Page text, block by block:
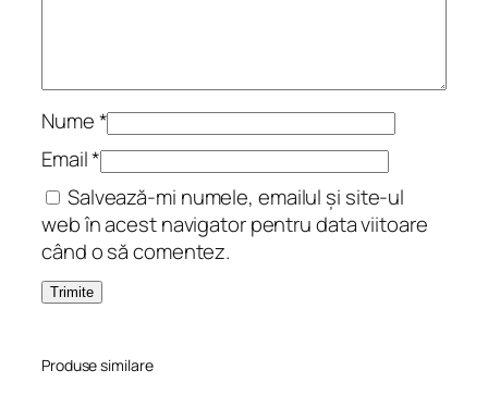
e
b
u
i
t
s
ă
m
o
r
Nume*
Email*
Salvează-mi numele, emailul și site-ul
web în acest navigator pentru data viitoare
când o să comentez.
Produse similare